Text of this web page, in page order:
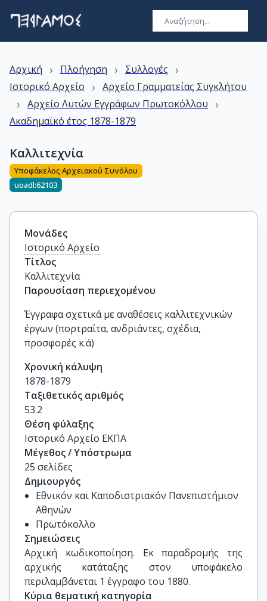
Αρχική › Πλοήγηση › Συλλογές ›
Ιστορικό Αρχείο › Αρχείο Γραμματείας Συγκλήτου
› Αρχείο Λυτών Εγγράφων Πρωτοκόλλου ›
Ακαδημαϊκό έτος 1878-1879
Καλλιτεχνία
Υποφάκελος Αρχειακού Συνόλου
uoadl:62103
Μονάδες
Ιστορικό Αρχείο
Τίτλος
Καλλιτεχνία
Παρουσίαση περιεχομένου
Έγγραφα σχετικά με αναθέσεις καλλιτεχνικών
έργων (πορτραίτα, ανδριάντες, σχέδια,
προσφορές κ.ά)
Χρονική κάλυψη
1878-1879
Ταξιθετικός αριθμός
53.2
Θέση φύλαξης
Ιστορικό Αρχείο ΕΚΠΑ
Μέγεθος / Υπόστρωμα
25 σελίδες
Δημιουργός
Εθνικόν και Καποδιστριακόν Πανεπιστήμιον
Αθηνών
Πρωτόκολλο
Σημειώσεις
Αρχική κωδικοποίηση. Εκ παραδρομής της
αρχικής κατάταξης στον υποφάκελο
περιλαμβάνεται 1 έγγραφο του 1880.
Κύρια θεματική κατηγορία